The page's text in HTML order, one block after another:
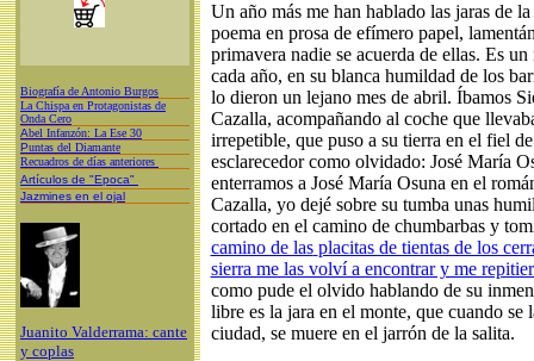
Biografía de Antonio Burgos
La Chispa en Protagonistas de
Onda Cero
Abel Infanzón: La Ese 30
Puntas del Diamante
Recuadros de días anteriores
Artículos de "Epoca"
Jazmines en el ojal
Juanito Valderrama: cante
y coplas
Un año más me han hablado las jaras de
poema en prosa de efímero papel,
primavera nadie se acuerda de ellas. Es
cada año, en su blanca humildad de los
lo dieron un lejano mes de abril. Íbamos
Cazalla, acompañando al coche que
irrepetible, que puso a su tierra en el fiel
esclarecedor como olvidado: José María
enterramos a José María Osuna en el
Cazalla, yo dejé sobre su tumba unas
cortado en el camino de chumbarbas y
camino de las placitas de tientas de los
sierra me las volví a encontrar y me
como pude el olvido hablando de su
libre es la jara en el monte, que cuando se
ciudad, se muere en el jarrón de la salita.